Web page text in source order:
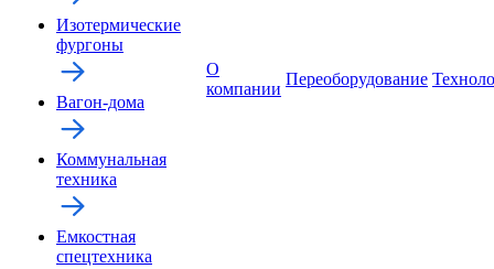
Изотермические
фургоны
Вагон-дома
Коммунальная
техника
Емкостная
спецтехника
О
компании
Переоборудование